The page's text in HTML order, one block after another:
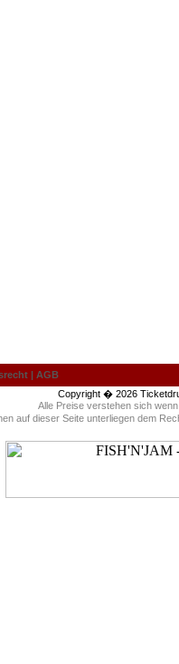
| AGB
Copyright � 2026
Alle Preise verstehen sich
auf dieser Seite unterliegen dem